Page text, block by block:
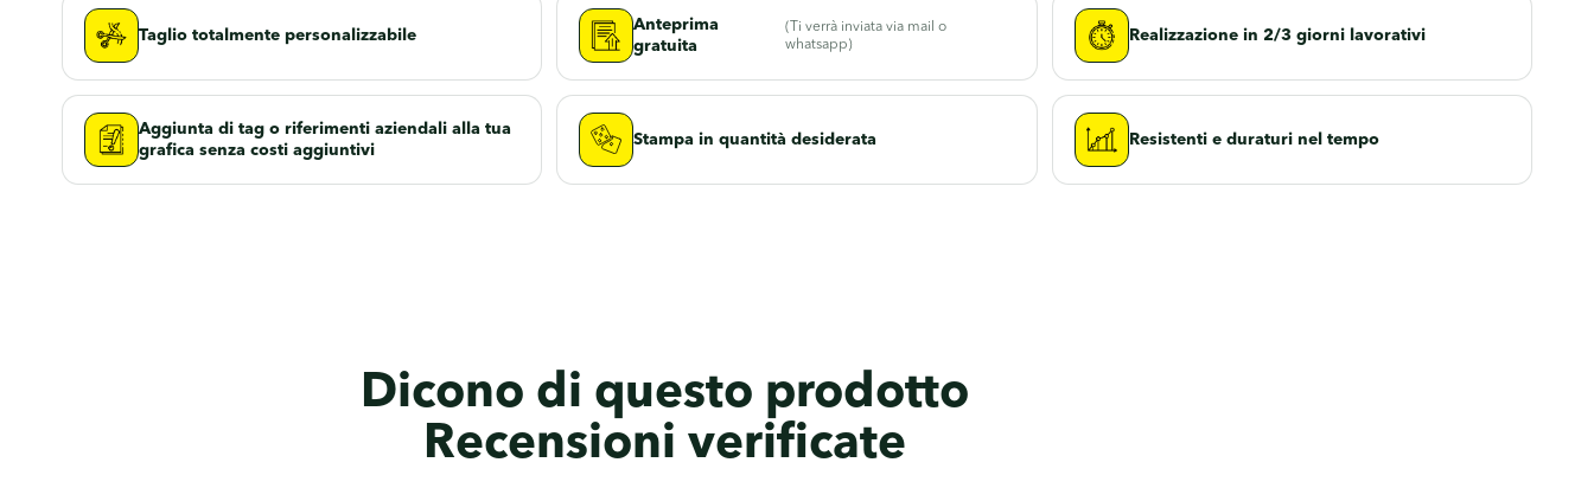
Taglio totalmente personalizzabile
Anteprima
gratuita
(Ti verrà inviata via mail o
whatsapp)
Realizzazione in 2/3 giorni lavorativi
Aggiunta di tag o riferimenti aziendali alla tua
grafica senza costi aggiuntivi
Stampa in quantità desiderata Resistenti e duraturi nel tempo
Dicono di questo prodotto
Recensioni verificate